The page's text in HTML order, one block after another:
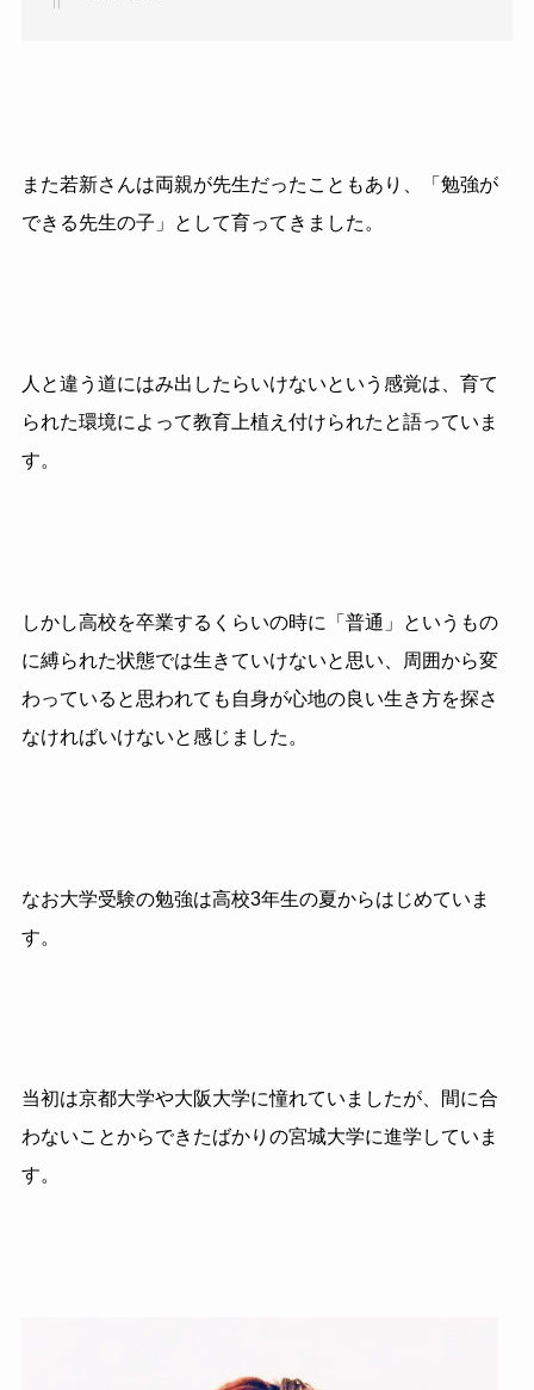
また若新さんは両親が先生だったこともあり、「勉強が
できる先生の子」として育ってきました。
人と違う道にはみ出したらいけないという感覚は、育て
られた環境によって教育上植え付けられたと語っていま
す。
しかし高校を卒業するくらいの時に「普通」というもの
に縛られた状態では生きていけないと思い、周囲から変
わっていると思われても自身が心地の良い生き方を探さ
なければいけないと感じました。
なお大学受験の勉強は高校3年生の夏からはじめていま
す。
当初は京都大学や大阪大学に憧れていましたが、間に合
わないことからできたばかりの宮城大学に進学していま
す。